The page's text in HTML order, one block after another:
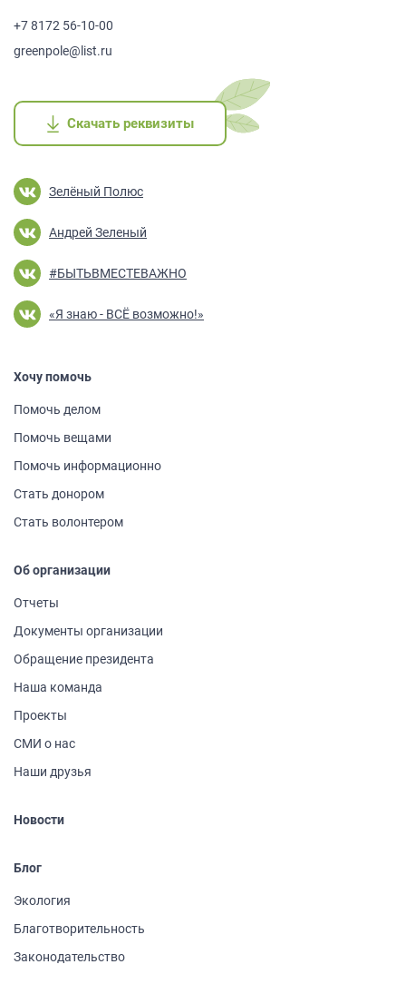
Зелёный Полюс
Андрей Зеленый
#БЫТЬВМЕСТЕВАЖНО
«Я знаю - ВСЁ возможно!»
Хочу помочь
Помочь делом
Помочь вещами
Помочь информа­ционно
Стать донором
Стать волонтером
Об организации
Отчеты
Документы организации
Обращение президента
Наша команда
Проекты
СМИ о нас
Наши друзья
Новости
Блог
Экология
Благотворительность
Законодательство
+7 8172 56-10-00
greenpole@list.ru
Скачать реквизиты
Скачать реквизиты
Скачать реквизиты
Скачать реквизиты
Скачать реквизиты